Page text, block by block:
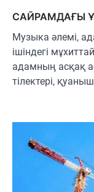
САЙРАМДАҒЫ
Музыка әлемі,
ішіндегі
адамның асқақ
тілектері,